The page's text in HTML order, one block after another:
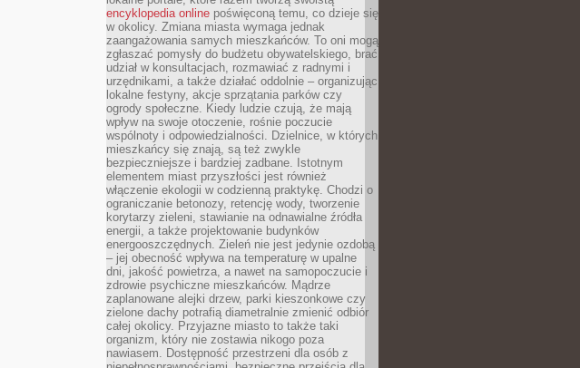
encyklopedia online poświęconą temu, co dzieje się
w okolicy. Zmiana miasta wymaga jednak
zaangażowania samych mieszkańców. To oni mogą
zgłaszać pomysły do budżetu obywatelskiego, brać
udział w konsultacjach, rozmawiać z radnymi i
urzędnikami, a także działać oddolnie – organizując
lokalne festyny, akcje sprzątania parków czy
ogrody społeczne. Kiedy ludzie czują, że mają
wpływ na swoje otoczenie, rośnie poczucie
wspólnoty i odpowiedzialności. Dzielnice, w których
mieszkańcy się znają, są też zwykle
bezpieczniejsze i bardziej zadbane. Istotnym
elementem miast przyszłości jest również
włączenie ekologii w codzienną praktykę. Chodzi o
ograniczanie betonozy, retencję wody, tworzenie
korytarzy zieleni, stawianie na odnawialne źródła
energii, a także projektowanie budynków
energooszczędnych. Zieleń nie jest jedynie ozdobą
– jej obecność wpływa na temperaturę w upalne
dni, jakość powietrza, a nawet na samopoczucie i
zdrowie psychiczne mieszkańców. Mądrze
zaplanowane alejki drzew, parki kieszonkowe czy
zielone dachy potrafią diametralnie zmienić odbiór
całej okolicy. Przyjazne miasto to także taki
organizm, który nie zostawia nikogo poza
nawiasem. Dostępność przestrzeni dla osób z